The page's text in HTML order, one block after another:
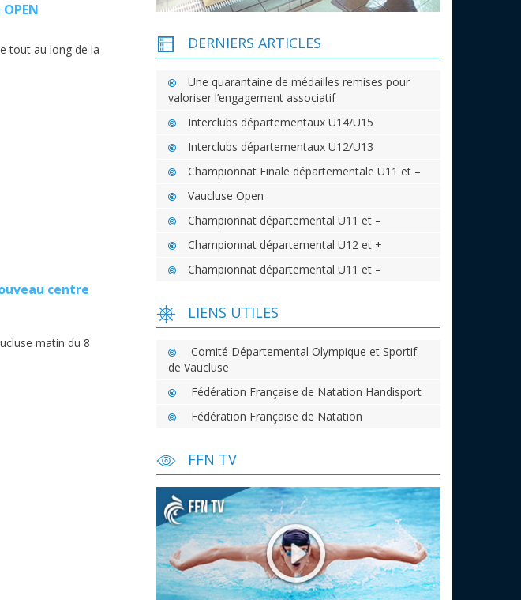
tout au long de la
centre
matin du 8
DERNIERS ARTICLES
Une quarantaine de médailles remises pour
valoriser l’engagement associatif
Interclubs départementaux U14/U15
Interclubs départementaux U12/U13
Championnat Finale départementale U11 et –
Vaucluse Open
Championnat départemental U11 et –
Championnat départemental U12 et +
Championnat départemental U11 et –
LIENS UTILES
Comité Départemental Olympique et Sportif
de Vaucluse
Fédération Française de Natation Handisport
Fédération Française de Natation
FFN TV